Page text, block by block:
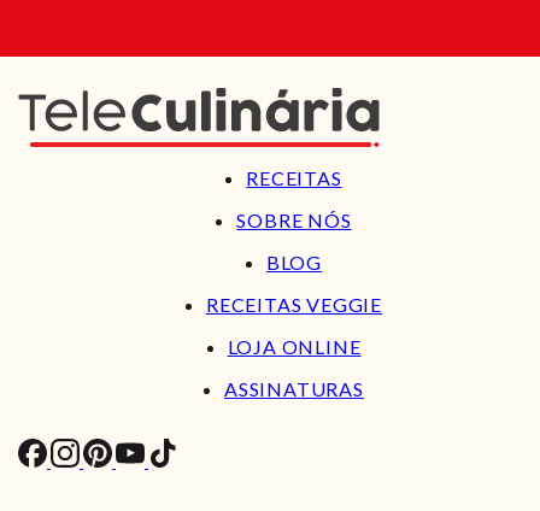
RECEITAS
SOBRE NÓS
BLOG
RECEITAS VEGGIE
LOJA ONLINE
ASSINATURAS